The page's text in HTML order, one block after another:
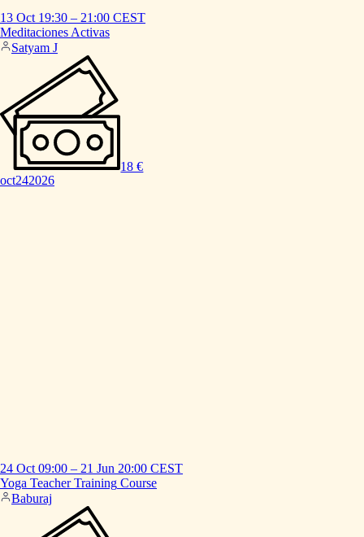
13 Oct 19:30 – 21:00 CEST
Meditaciones Activas
Satyam J
18 €
oct242026
24 Oct 09:00 – 21 Jun 20:00 CEST
Yoga Teacher Training Course
Baburaj